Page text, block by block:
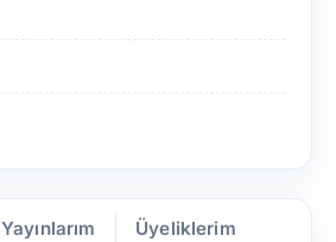
Yayınlarım Üyeliklerim